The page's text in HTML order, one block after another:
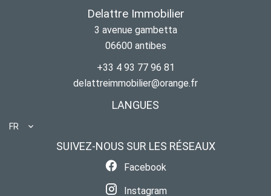
Delattre Immobilier
3 avenue gambetta
06600 antibes
+33 4 93 77 96 81
delattreimmobilier@orange.fr
LANGUES
FR
SUIVEZ-NOUS SUR LES RÉSEAUX
Facebook
Instagram